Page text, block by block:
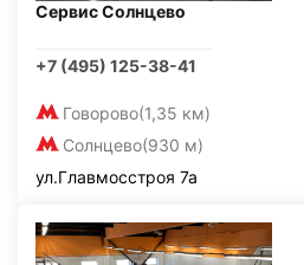
Сервис Солнцево
+7 (495) 125-38-41
Говорово(1,35 км)
Солнцево(930 м)
ул.Главмосстроя 7а